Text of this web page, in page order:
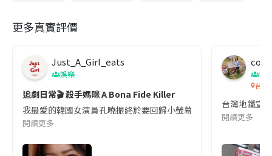
更多真實評價
Just_A_Girl_eats
娛樂
追劇日常🎬 殺手媽咪 A Bona Fide Killer
我最愛的韓國女演員孔曉振終於要回歸小螢幕啦!這次的劇本改編
閱讀更多
co
吹
台灣
台灣地鐵宣
閱讀更多